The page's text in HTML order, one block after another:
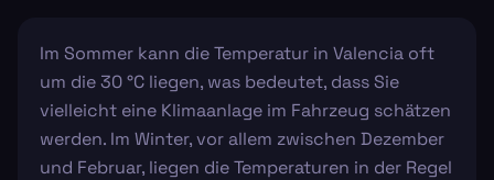
Im Sommer kann die Temperatur in Valencia oft
um die 30 °C liegen, was bedeutet, dass Sie
vielleicht eine Klimaanlage im Fahrzeug schätzen
werden. Im Winter, vor allem zwischen Dezember
und Februar, liegen die Temperaturen in der Regel